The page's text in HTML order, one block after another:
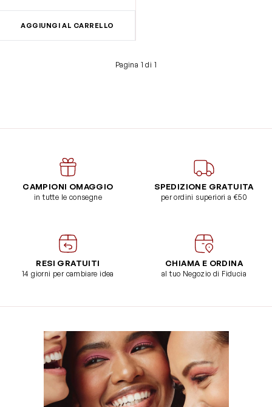
AGGIUNGI AL CARRELLO
Pagina 1 di 1
CAMPIONI OMAGGIO
in tutte le consegne
SPEDIZIONE GRATUITA
per ordini superiori a €50
RESI GRATUITI
14 giorni per cambiare idea
CHIAMA E ORDINA
al tuo Negozio di Fiducia